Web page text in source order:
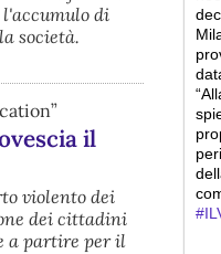
di
società.
il
violento dei
dei cittadini
a partire per il
#